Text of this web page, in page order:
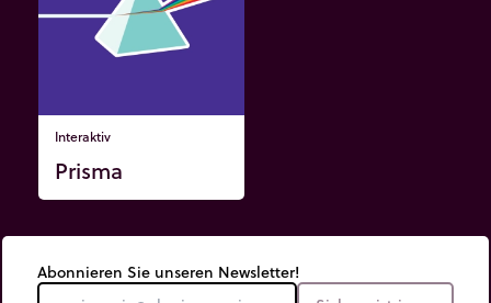
Interaktiv
Prisma
Abonnieren Sie unseren Newsletter!